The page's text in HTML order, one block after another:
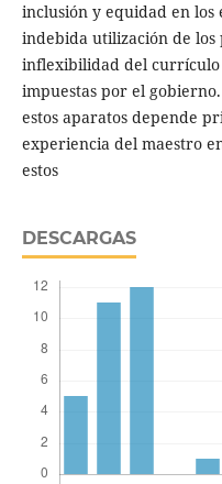
inclusión y equidad en los
indebida utilización de
inflexibilidad del currículo
impuestas por el
estos aparatos depende
experiencia del maestro
estos
DESCARGAS